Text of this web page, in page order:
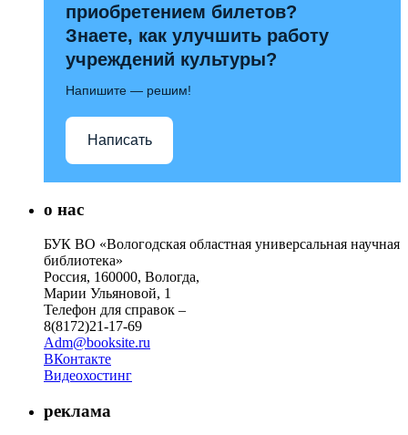
приобретением билетов?
Знаете, как улучшить работу
учреждений культуры?
Напишите — решим!
Написать
о нас
БУК ВО «Вологодская областная универсальная научная
библиотека»
Россия, 160000, Вологда,
Марии Ульяновой, 1
Телефон для справок –
8(8172)21-17-69
Adm@booksite.ru
ВКонтакте
Видеохостинг
реклама